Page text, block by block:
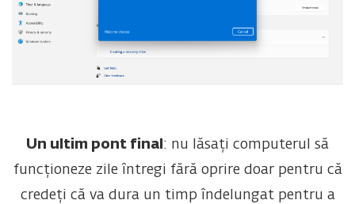
Un ultim pont final : nu lăsați computerul să
funcționeze zile întregi fără oprire doar pentru că
credeți că va dura un timp îndelungat pentru a